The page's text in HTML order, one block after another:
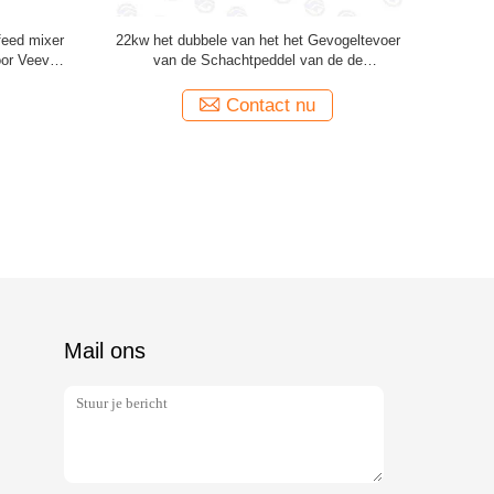
het
Van de het Dierenvoermolen van SLHY SS304
de Mixermachine van And Mixer Ribbon
Contact nu
Mail ons